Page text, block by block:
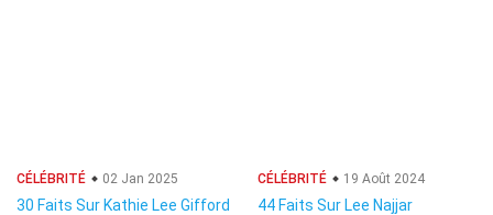
CÉLÉBRITÉ 02 Jan 2025
30 Faits Sur Kathie Lee Gifford
CÉLÉBRITÉ 19 Août 2024
44 Faits Sur Lee Najjar